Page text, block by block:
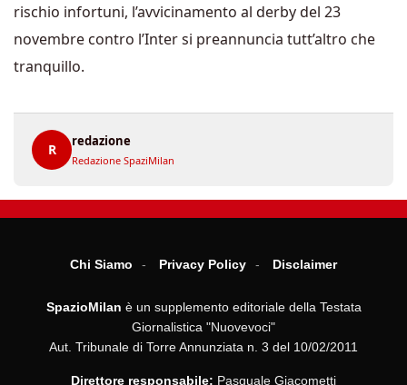
rischio infortuni, l’avvicinamento al derby del 23
novembre contro l’Inter si preannuncia tutt’altro che
tranquillo.
R
redazione
Redazione SpaziMilan
Chi Siamo Privacy Policy Disclaimer
SpazioMilan è un supplemento editoriale della Testata
Giornalistica "Nuovevoci"
Aut. Tribunale di Torre Annunziata n. 3 del 10/02/2011
Direttore responsabile: Pasquale Giacometti